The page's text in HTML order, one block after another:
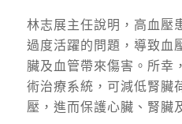
林志展主任說明，高血壓
過度活躍的問題，導致血
臟及血管帶來傷害。所幸
術治療系統，可減低腎臟
壓，進而保護心臟、腎臟